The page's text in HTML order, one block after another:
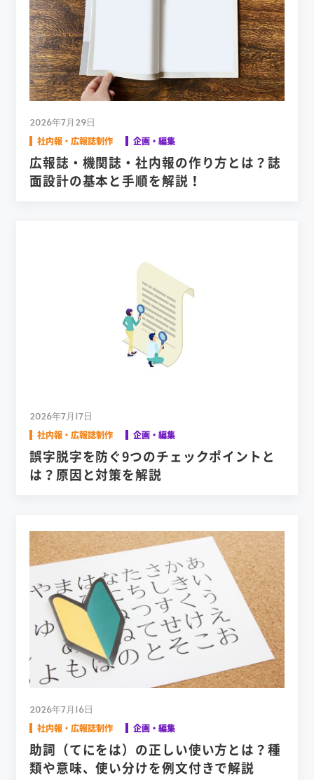
2026年7月29日
社内報・広報誌制作 企画・編集
広報誌・機関誌・社内報の作り方とは？誌
面設計の基本と手順を解説！
2026年7月17日
社内報・広報誌制作 企画・編集
誤字脱字を防ぐ9つのチェックポイントと
は？原因と対策を解説
2026年7月16日
社内報・広報誌制作 企画・編集
助詞（てにをは）の正しい使い方とは？種
類や意味、使い分けを例文付きで解説